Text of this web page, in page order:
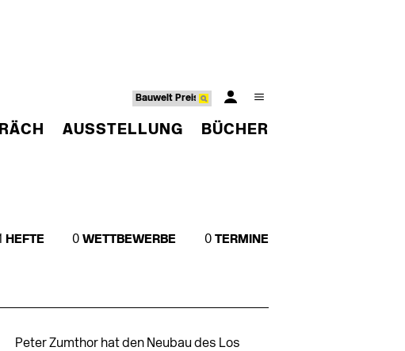
AUSSTELLUNG BÜCHER
HEFTE 0 WETTBEWERBE 0 TERMINE
Peter Zumthor hat den Neubau des Los